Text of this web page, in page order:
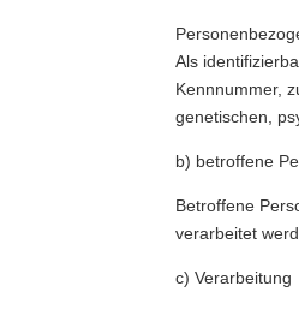
Als
Kennnummer,
genetischen,
b) betroffene
Betroffene
verarbeitet
c) Verarbeitung